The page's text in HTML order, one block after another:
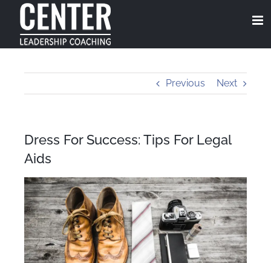
content
Previous Next
Dress For Success: Tips For Legal
Aids
View
Larger
Image